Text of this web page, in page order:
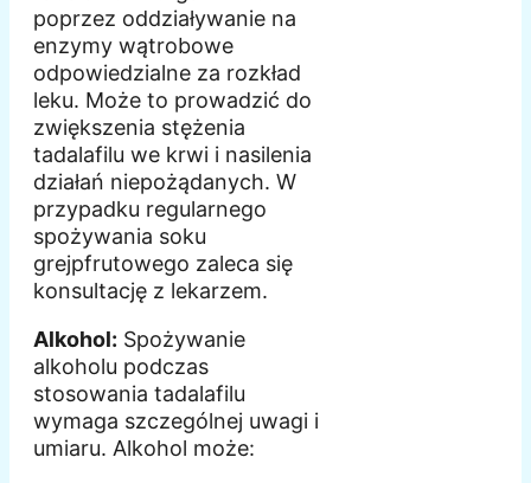
poprzez oddziaływanie na
enzymy wątrobowe
odpowiedzialne za rozkład
leku. Może to prowadzić do
zwiększenia stężenia
tadalafilu we krwi i nasilenia
działań niepożądanych. W
przypadku regularnego
spożywania soku
grejpfrutowego zaleca się
konsultację z lekarzem.
Alkohol: Spożywanie
alkoholu podczas
stosowania tadalafilu
wymaga szczególnej uwagi i
umiaru. Alkohol może: